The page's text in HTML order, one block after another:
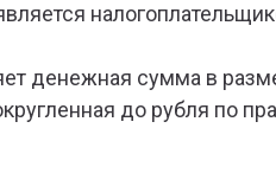
денежная сумма в
до рубля по